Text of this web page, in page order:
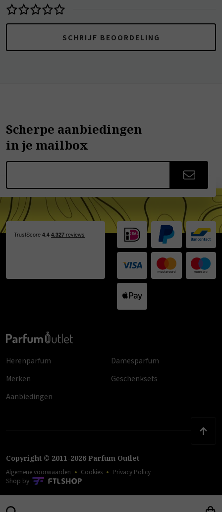
SCHRIJF BEOORDELING
Scherpe aanbiedingen
in je mailbox
Herenparfum
Damesparfum
Merken
Geschenksets
Aanbiedingen
Copyright © 2011-2026 Parfum Outlet
Algemene voorwaarden Cookies
Privacy Policy
Shop by